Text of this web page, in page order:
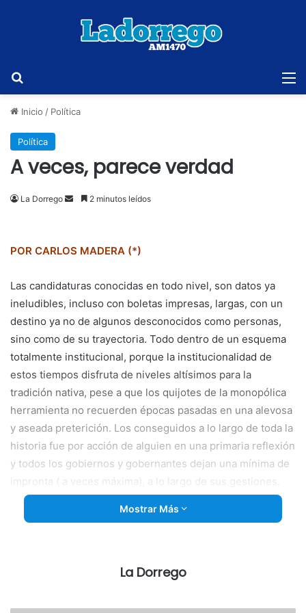
Inicio / Política
Política
A veces, parece verdad
La Dorrego
Send2 minutos leídos
POR CARLOS MADERA (*)
Las candidaturas conocidas en todo nivel, son datos ya
ineludibles, incluso con boletas impresas, largas, con un
destino ya no de algunos desconocidos como personas,
sino como de su trayectoria. Todo dentro de un esquema
totalmente institucional, porque la institucionalidad de
estos tiempos disfruta de niveles altísimos para la
tradición nativa, pese a que los quijotes de la monopólica
herramienta no recuerden épocas pasadas en una alevosa
y aseada preterición. Los conseguidos a lo largo de toda la
historia fue por acción de alguien en una primaria reflexión
y todos los gobiernos y gobernantes dejan una mínima de
impronta ( a veces máxima), a lo largo de sus gestiones.
Las chapas se consiguen con hechos concretos, no con
retórica casi de ficción sino debatiendo sobre realidades
hombros. Ver realidades indefinidas, abstractas, edifican
dirigencial, pero lejos de una realidad cotidiana que
Mostrar Más
La Dorrego